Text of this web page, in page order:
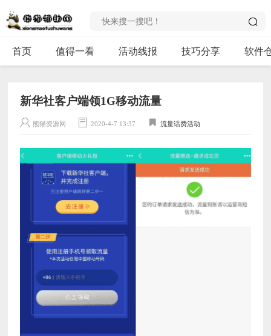
首页 值得一看 活动线报 技巧分享 软件
新华社客户端领1G移动流量
熊猫资源网 2020-4-7 13:37 流量话费活动